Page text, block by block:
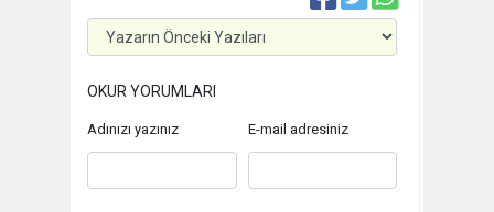
OKUR YORUMLARI
Adınızı yazınız E-mail adresiniz